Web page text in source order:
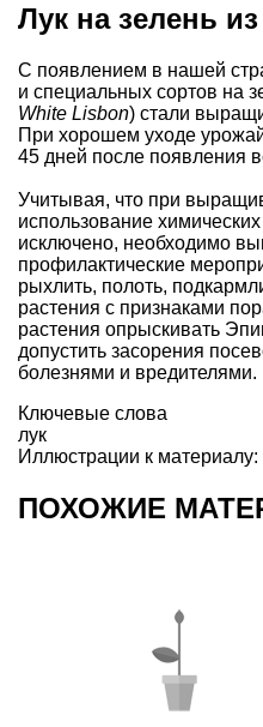
Лук на зелень
С появлением в нашей
и специальных сортов на
White Lisbon) стали
При хорошем уходе
45 дней после появления
Учитывая, что при
использование
исключено, необходимо
профилактические
рыхлить, полоть,
растения с признаками
растения опрыскивать
допустить засорения
болезнями и вредителями.
Ключевые слова
лук
Иллюстрации к
ПОХОЖИЕ